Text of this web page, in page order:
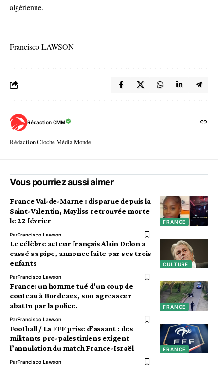
algérienne.
Francisco LAWSON
Rédaction CMM
Rédaction Cloche Média Monde
Vous pourriez aussi aimer
FRANCE
France Val-de-Marne : disparue depuis la
Saint-Valentin, Mayliss retrouvée morte
le 22 février
ParFrancisco Lawson
CULTURE
Le célèbre acteur français Alain Delon a
cassé sa pipe, annonce faite par ses trois
enfants
ParFrancisco Lawson
FRANCE
France: un homme tué d’un coup de
couteau à Bordeaux, son agresseur
abattu par la police.
ParFrancisco Lawson
FRANCE
Football / La FFF prise d’assaut : des
militants pro-palestiniens exigent
l’annulation du match France-Israël
ParFrancisco Lawson